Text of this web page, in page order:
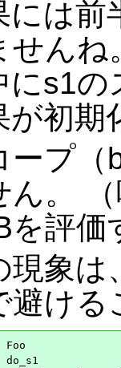
には前
せんね
にs1の
が初期
ープ（
ん。
を評価
現象は
避け
Foo
do_s1